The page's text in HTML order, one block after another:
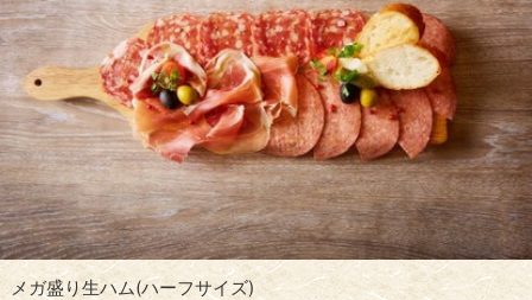
メガ盛り生ハム(ハーフサイズ)